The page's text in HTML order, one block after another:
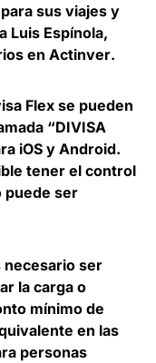
sus viajes y
Luis Espínola,
en Actinver.
Flex se pueden
“DIVISA
iOS y Android.
tener el control
puede ser
necesario ser
la carga o
mínimo de
en las
personas